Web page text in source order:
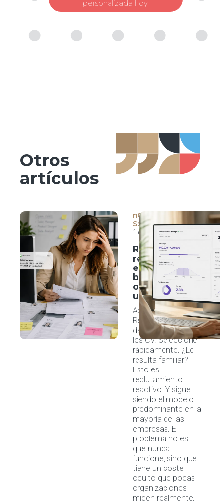
personalizada hoy.
Otros
artículos
nCore HR
Software
1 de julio de 2026
Reclutamiento
reactivo ¿Su
empresa
busca talento
o persigue la
urgencia?
Abra una vacante.
Redacte la job
description. Espere
los CV. Seleccione
rápidamente. ¿Le
resulta familiar?
Esto es
reclutamiento
reactivo. Y sigue
siendo el modelo
predominante en la
mayoría de las
empresas. El
problema no es
que nunca
funcione, sino que
tiene un coste
oculto que pocas
organizaciones
miden realmente.